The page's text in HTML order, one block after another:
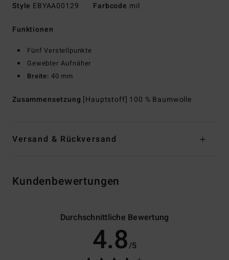
Style EBYAA00129 Farbcode mil
Funktionen
Fünf Verstellpunkte
Gewebter Aufnäher
Breite: 40 mm
Zusammensetzung [Hauptstoff] 100 % Baumwolle
Versand & Rückversand
Kundenbewertungen
Durchschnittliche Bewertung
4.8/5